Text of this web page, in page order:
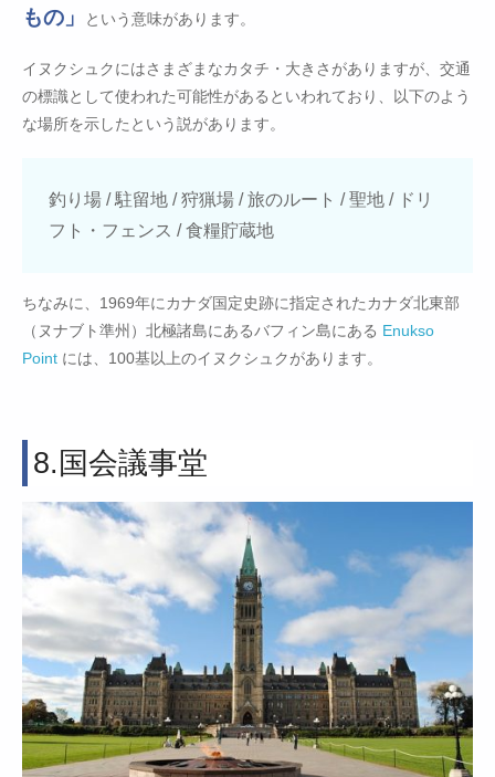
もの」
という意味があります。
イヌクシュクにはさまざまなカタチ・大きさがありますが、交通
の標識として使われた可能性があるといわれており、以下のよう
な場所を示したという説があります。
釣り場 / 駐留地 / 狩猟場 / 旅のルート / 聖地 / ドリ
フト・フェンス / 食糧貯蔵地
ちなみに、1969年にカナダ国定史跡に指定されたカナダ北東部
（ヌナブト準州）北極諸島にあるバフィン島にある Enukso
Point には、100基以上のイヌクシュクがあります。
8.国会議事堂